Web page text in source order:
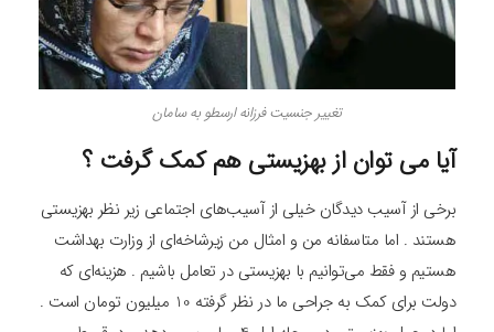
تغییر جنسیت فرزانه ارسطو به سامان
آیا می توان از بهزیستی هم کمک گرفت ؟
برخی از آسیب ‌دیدگان خیلی از آسیب‌های اجتماعی زیر‌ نظر بهزیستی
هستند . اما متاسفانه من و امثال من زیر‌شاخه‌ای از وزارت بهداشت
هستیم و فقط می‌توانیم با بهزیستی در تعامل باشیم . هزینه‌ای که
دولت برای کمک به جراحی ما در نظر گرفته 10 میلیون تومان است .